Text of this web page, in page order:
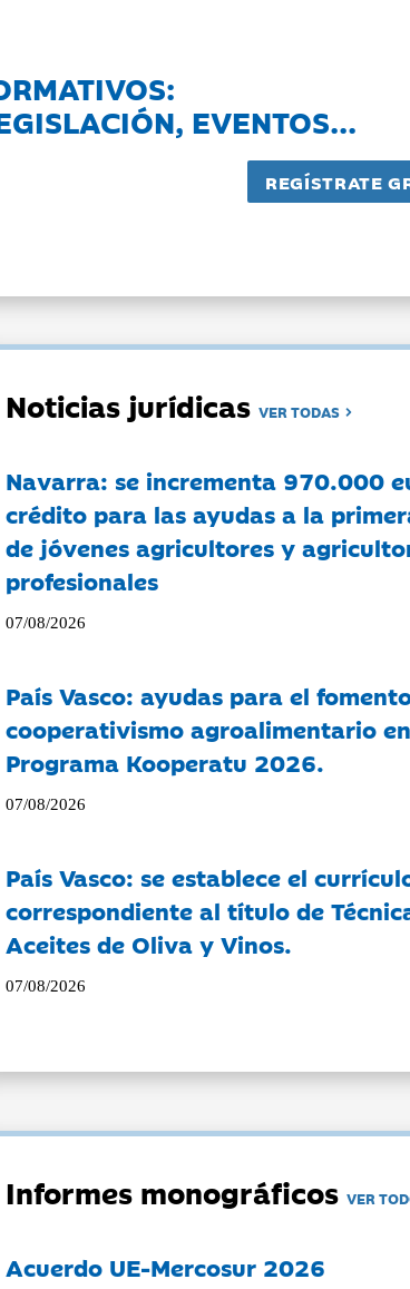
EVENTOS...
Noticias jurídicasVER TODAS
Navarra: se incrementa 970.000
crédito para las ayudas a la
de jóvenes agricultores y
profesionales
07/08/2026
País Vasco: ayudas para el
cooperativismo agroalimentario
Programa Kooperatu 2026.
07/08/2026
País Vasco: se establece el
correspondiente al título de
Aceites de Oliva y Vinos.
07/08/2026
Informes monográficosVER
Acuerdo UE-Mercosur 2026